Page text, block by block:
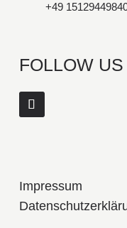
+49
FOLLOW US
Impressum